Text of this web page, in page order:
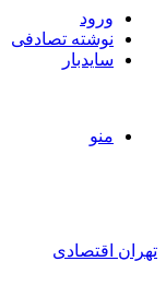
ورود
نوشته تصادفی
سایدبار
منو
تهران اقتصادی